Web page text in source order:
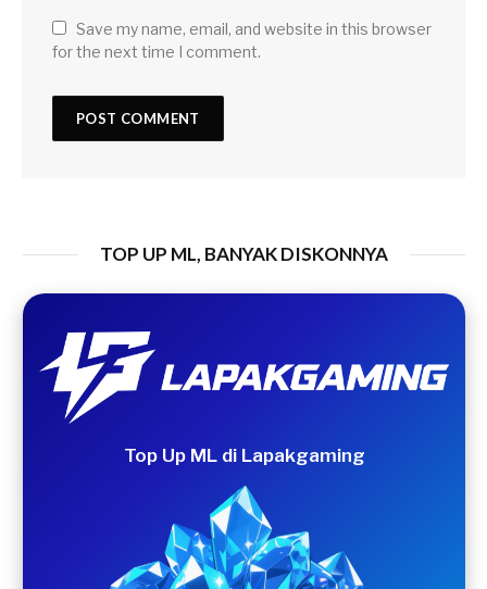
Save my name, email, and website in this browser
for the next time I comment.
TOP UP ML, BANYAK DISKONNYA
Top Up ML di Lapakgaming